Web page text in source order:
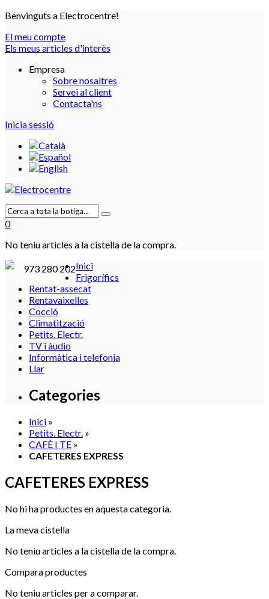
Benvinguts a Electrocentre!
El meu compte
Els meus articles d'interès
Empresa
Sobre nosaltres
Servei al client
Contacta'ns
Inicia sessió
0
No teniu articles a la cistella de la compra.
973 280 202Inici
Frigorífics
Rentat-assecat
Rentavaixelles
Cocció
Climatització
Petits. Electr.
TV i àudio
Informàtica i telefonia
Llar
Categories
Inici »
Petits. Electr. »
CAFÈ I TE »
CAFETERES EXPRESS
CAFETERES EXPRESS
No hi ha productes en aquesta categoria.
La meva cistella
No teniu articles a la cistella de la compra.
Compara productes
No teniu articles per a comparar.